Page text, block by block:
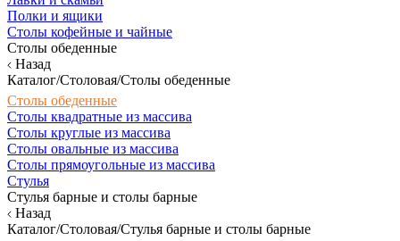
Полки и ящики
Столы кофейные и чайные
Столы обеденные
Назад
Каталог/Столовая/Столы обеденные
Столы обеденные
Столы квадратные из массива
Столы круглые из массива
Столы овальные из массива
Столы прямоугольные из массива
Стулья
Стулья барные и столы барные
Назад
Каталог/Столовая/Стулья барные и столы барные